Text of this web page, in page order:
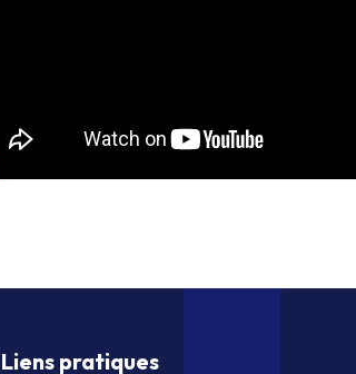
Liens pratiques